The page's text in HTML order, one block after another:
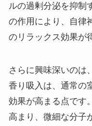
ルの過剰分泌を抑制
の作用により、自律
のリラックス効果が
さらに興味深いのは
香り吸入は、通常の
効果が高まる点です
高まり、微細な分子